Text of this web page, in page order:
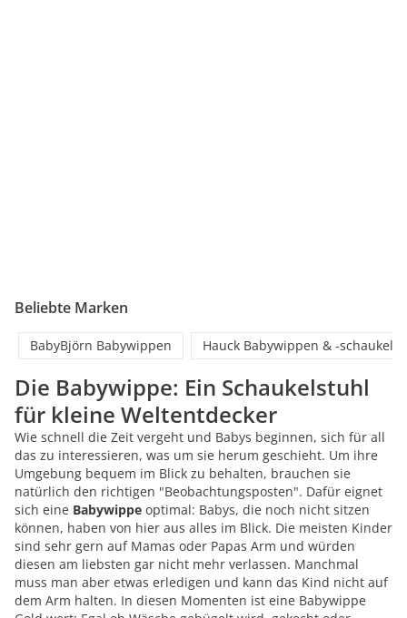
Beliebte Marken
BabyBjörn Babywippen Hauck Babywippen & -schaukeln
Die Babywippe: Ein Schaukelstuhl
für kleine Weltentdecker
Wie schnell die Zeit vergeht und Babys beginnen, sich für all
das zu interessieren, was um sie herum geschieht. Um ihre
Umgebung bequem im Blick zu behalten, brauchen sie
natürlich den richtigen "Beobachtungsposten". Dafür eignet
sich eine Babywippe optimal: Babys, die noch nicht sitzen
können, haben von hier aus alles im Blick. Die meisten Kinder
sind sehr gern auf Mamas oder Papas Arm und würden
diesen am liebsten gar nicht mehr verlassen. Manchmal
muss man aber etwas erledigen und kann das Kind nicht auf
dem Arm halten. In diesen Momenten ist eine Babywippe